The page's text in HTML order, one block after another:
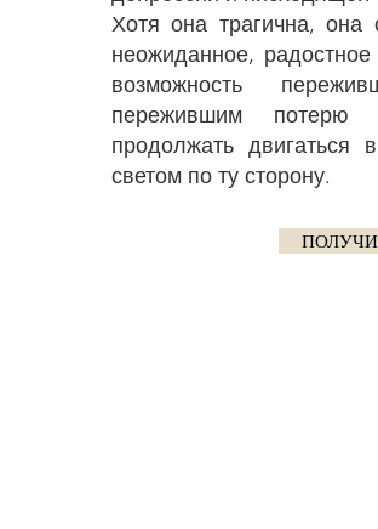
Хотя она трагична, она
неожиданное,
возможность
пережившим потерю
продолжать двигаться
светом по ту сторону.